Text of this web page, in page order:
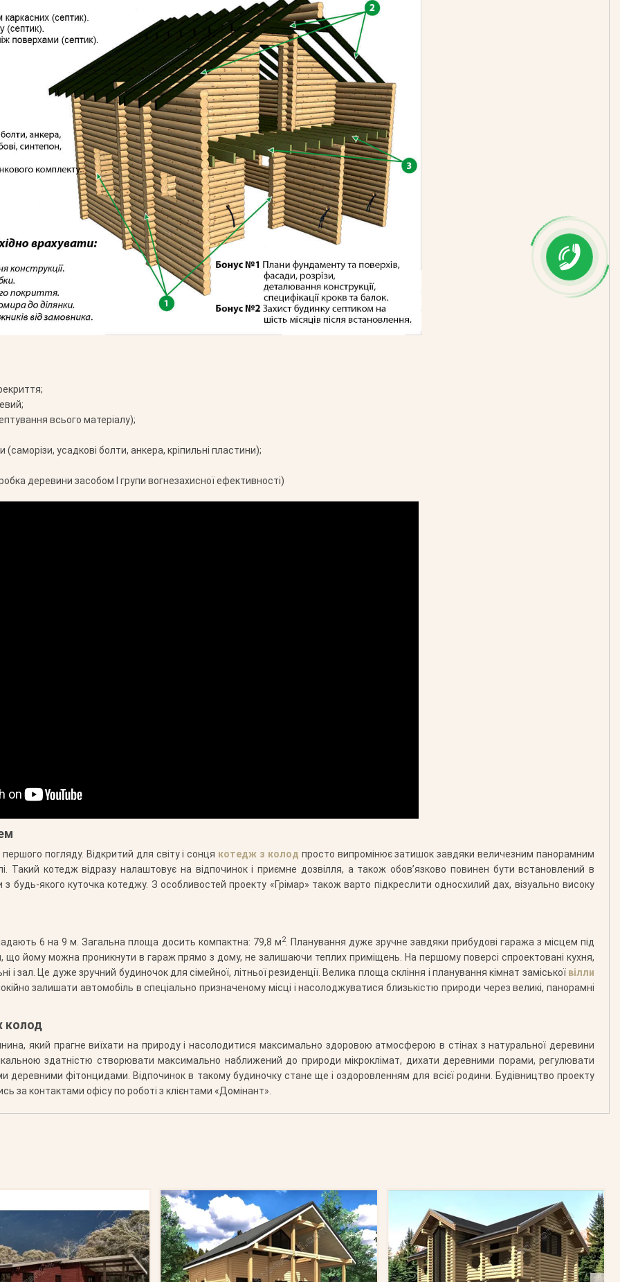
всього матеріалу);
(саморізи, усадкові болти, анкера, кріпильні пластини);
деревини засобом І групи вогнезахисної ефективності)
погляду. Відкритий для світу і сонця котедж з колод просто випромінює затишок завдяки величезним панорамним
Такий котедж відразу налаштовує на відпочинок і приємне дозвілля, а також обов’язково повинен бути встановлений в
якого куточка котеджу. З особливостей проекту «Грімар» також варто підкреслити односхилий дах, візуально високу
6 на 9 м. Загальна площа досить компактна: 79,8 м2. Планування дуже зручне завдяки прибудові гаража з місцем під
що йому можна проникнути в гараж прямо з дому, не залишаючи теплих приміщень. На першому поверсі спроектовані кухня,
і зал. Це дуже зручний будиночок для сімейної, літньої резиденції. Велика площа скління і планування кімнат заміської вілли
залишати автомобіль в спеціально призначеному місці і насолоджуватися близькістю природи через великі, панорамні
колод
який прагне виїхати на природу і насолодитися максимально здоровою атмосферою в стінах з натуральної деревини
здатністю створювати максимально наближений до природи мікроклімат, дихати деревними порами, регулювати
деревними фітонцидами. Відпочинок в такому будиночку стане ще і оздоровленням для всієї родини. Будівництво проекту
за контактами офісу по роботі з клієнтами «Домінант».